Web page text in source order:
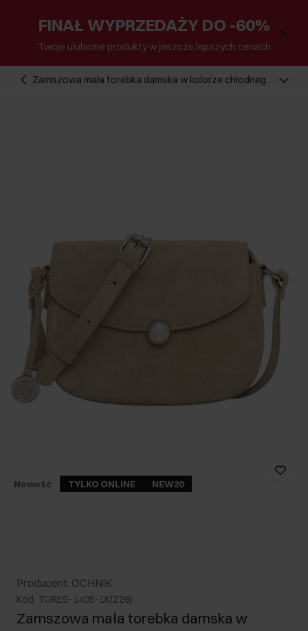
FINAŁ WYPRZEDAŻY DO -60%
Twoje ulubione produkty w jeszcze lepszych cenach
Zamszowa mała torebka damska w kolorze chłodnego
Nowość TYLKO ONLINE NEW20
Producent: OCHNIK
Kod: TORES-1405-1K(Z26)
Zamszowa mała torebka damska w